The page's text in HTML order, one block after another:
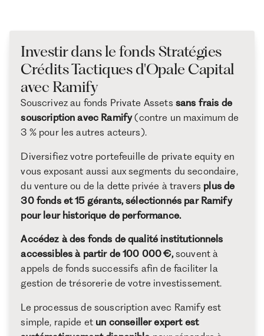
Investir dans le fonds Stratégies
Crédits Tactiques d'Opale Capital
avec Ramify
Souscrivez au fonds Private Assets sans frais de
souscription avec Ramify(contre un maximum de
3 % pour les autres acteurs).
Diversifiez votre portefeuille de private equity en
vous exposant aussi aux segments du secondaire,
du venture ou de la dette privée à travers plus de
30 fonds et 15 gérants, sélectionnés par Ramify
pour leur historique de performance.
Accédez à des fonds de qualité institutionnels
accessibles à partir de 100 000 €,souvent à
appels de fonds successifs afin de faciliter la
gestion de trésorerie de votre investissement.
Le processus de souscription avec Ramify est
simple, rapide et un conseiller expert est